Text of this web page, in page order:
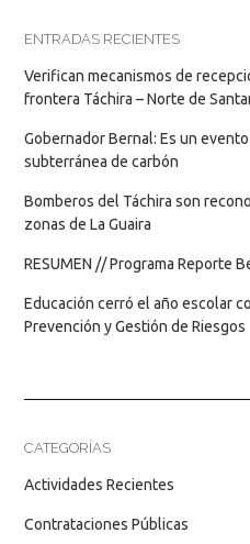
ENTRADAS RECIENTES
Verifican mecanismos de
frontera Táchira – Norte de
Gobernador Bernal: Es un
subterránea de carbón
Bomberos del Táchira son
zonas de La Guaira
RESUMEN // Programa Reporte
Educación cerró el año escolar
Prevención y Gestión de Riesgos
CATEGORÍAS
Actividades Recientes
Contrataciones Públicas